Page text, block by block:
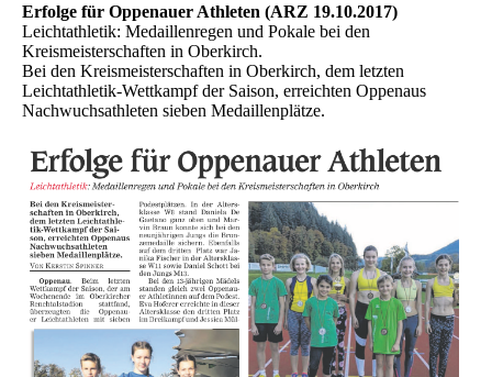
Erfolge für Oppenauer Athleten (ARZ 19.10.2017)
Leichtathletik: Medaillenregen und Pokale bei den
Kreismeisterschaften in Oberkirch.
Bei den Kreismeisterschaften in Oberkirch, dem letzten
Leichtathletik-Wettkampf der Saison, erreichten Oppenaus
Nachwuchsathleten sieben Medaillenplätze.